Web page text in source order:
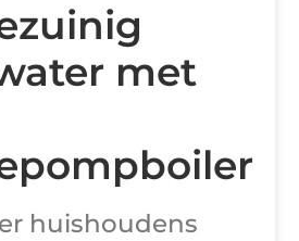
met
huishoudens